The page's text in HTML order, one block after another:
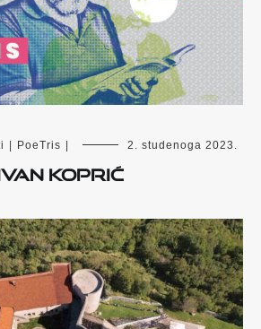
PoeTris 2. studenoga 2023.
Koprić